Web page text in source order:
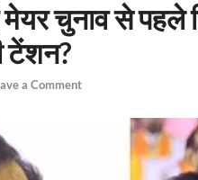
चुनाव से पहले
टेंशन?
a Comment